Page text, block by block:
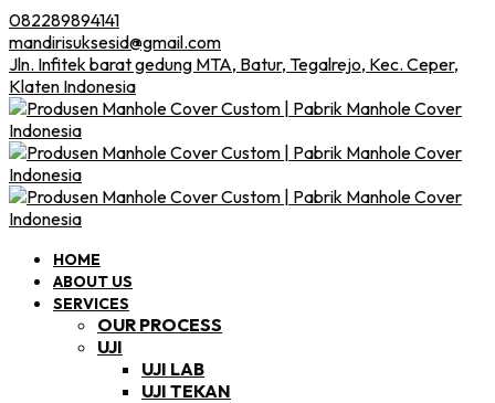
082289894141
mandirisuksesid@gmail.com
Jln. Infitek barat gedung MTA, Batur, Tegalrejo, Kec. Ceper,
Klaten Indonesia
HOME
ABOUT US
SERVICES
OUR PROCESS
UJI
UJI LAB
UJI TEKAN